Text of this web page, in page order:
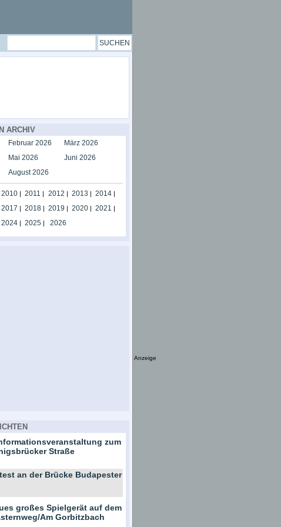
ARCHIV
Februar 2026
März 2026
Mai 2026
Juni 2026
August 2026
2010| 2011 | 2012 | 2013 | 2014|
2017 | 2018| 2019 | 2020| 2021 |
2024| 2025| 2026
zum
Straße
an der Brücke Budapester
großes Spielgerät auf dem
Am Gorbitzbach
Anzeige